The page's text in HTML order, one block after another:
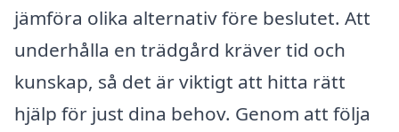
jämföra olika alternativ före beslutet. Att
underhålla en trädgård kräver tid och
kunskap, så det är viktigt att hitta rätt
hjälp för just dina behov. Genom att följa